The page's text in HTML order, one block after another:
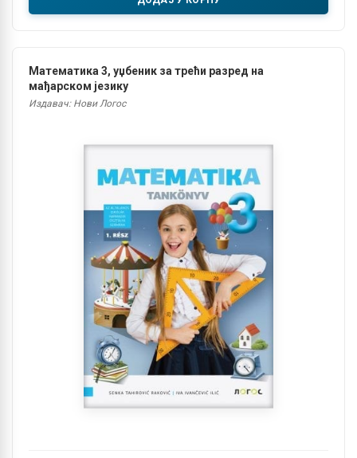
Математика 3, уџбеник за трећи разред на
мађарском језику
Издавач: Нови Логос